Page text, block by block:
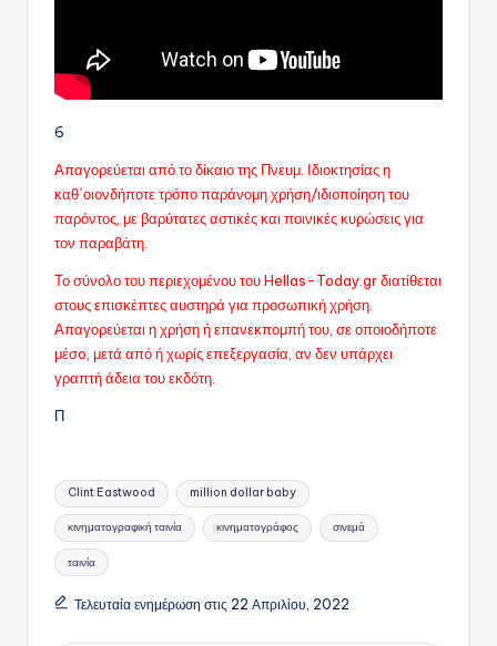
6
Απαγορεύεται από το δίκαιο της Πνευμ. Ιδιοκτησίας η
καθ΄οιονδήποτε τρόπο παράνομη χρήση/ιδιοποίηση του
παρόντος, με βαρύτατες αστικές και ποινικές κυρώσεις για
τον παραβάτη.
Το σύνολο του περιεχομένου του Hellas-Today.gr διατίθεται
στους επισκέπτες αυστηρά για προσωπική χρήση.
Απαγορεύεται η χρήση ή επανεκπομπή του, σε οποιοδήποτε
μέσo, μετά από ή χωρίς επεξεργασία, αν δεν υπάρχει
γραπτή άδεια του εκδότη.
Π
Ετικέτες:
Clint Eastwood million dollar baby
κινηματογραφική ταινία κινηματογράφος σινεμά
ταινία
Τελευταία ενημέρωση στις 22 Απριλίου, 2022